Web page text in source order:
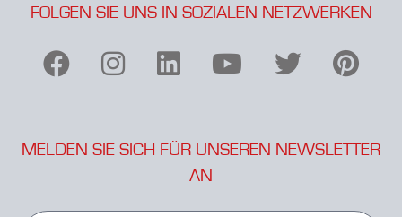
FOLGEN SIE UNS IN SOZIALEN NETZWERKEN
MELDEN SIE SICH FÜR UNSEREN NEWSLETTER
AN